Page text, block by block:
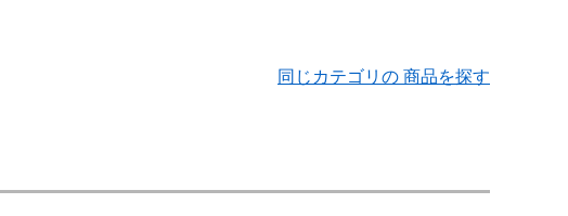
同じカテゴリの 商品を探す